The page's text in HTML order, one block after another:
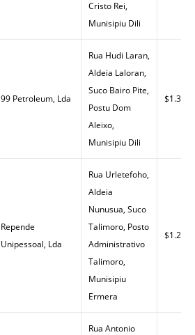
Cristo Rei,
Munisipiu Dili
99 Petroleum, Lda
Rua Hudi Laran,
Aldeia Laloran,
Suco Bairo Pite,
Postu Dom
Aleixo,
Munisipiu Dili
$1.33
Repende
Unipessoal, Lda
Rua Urletefoho,
Aldeia
Nunusua, Suco
Talimoro, Posto
Administrativo
Talimoro,
Munisipiu
Ermera
$1.27
Rua Antonio